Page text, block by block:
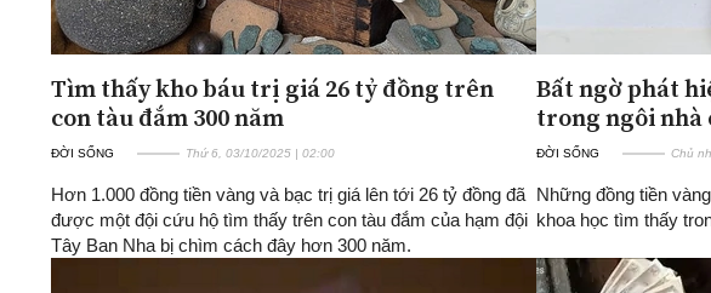
Tìm thấy kho báu trị giá 26 tỷ đồng trên
con tàu đắm 300 năm
ĐỜI SỐNG Thứ 6, 03/10/2025 | 02:00
Hơn 1.000 đồng tiền vàng và bạc trị giá lên tới 26 tỷ đồng đã
được một đội cứu hộ tìm thấy trên con tàu đắm của hạm đội
Tây Ban Nha bị chìm cách đây hơn 300 năm.
Bất ngờ phát
trong ngôi nhà
ĐỜI SỐNG Chủ
Những đồng tiền
khoa học tìm thấy